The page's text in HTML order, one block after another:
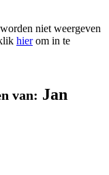
niet weergeven
hierom in te
van: Jan